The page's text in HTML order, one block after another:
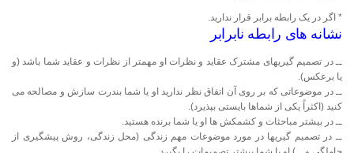
* اگر در یک رابطه برابر قرار ندارید.
نشانه های رابطه نابرابر
ــ در تصمیم گیریهای مشترک عقاید و نظرات او مهمتر از نظرات و عقاید شما باشد (و
یا برعکس).
ــ در موضوعاتی که بر روی آن اتفاق نظر ندارید او یا شما بندرت سازش و مصالحه می
کنید (اکثراً یکی از شماها بایستی بپذیرد).
ــ در بیشتر مباحثات و کشمکش ها او یا شما برنده هستید.
ــ در تصمیم گیریها در مورد موضوعات مهم زندگی (محل زندگی، روش پیشگیری از